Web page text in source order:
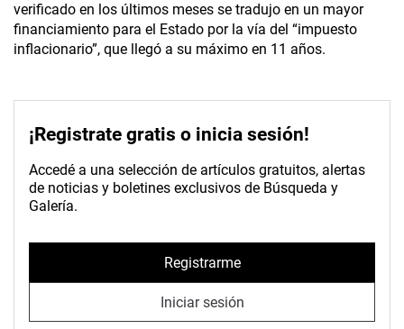
verificado en los últimos meses se tradujo en un mayor
financiamiento para el Estado por la vía del “impuesto
inflacionario”, que llegó a su máximo en 11 años.
¡Registrate gratis o inicia sesión!
Accedé a una selección de artículos gratuitos, alertas
de noticias y boletines exclusivos de Búsqueda y
Galería.
Registrarme
Iniciar sesión